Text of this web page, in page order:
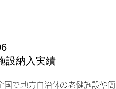
設納入実績
国で地方自治体の老健施設や簡